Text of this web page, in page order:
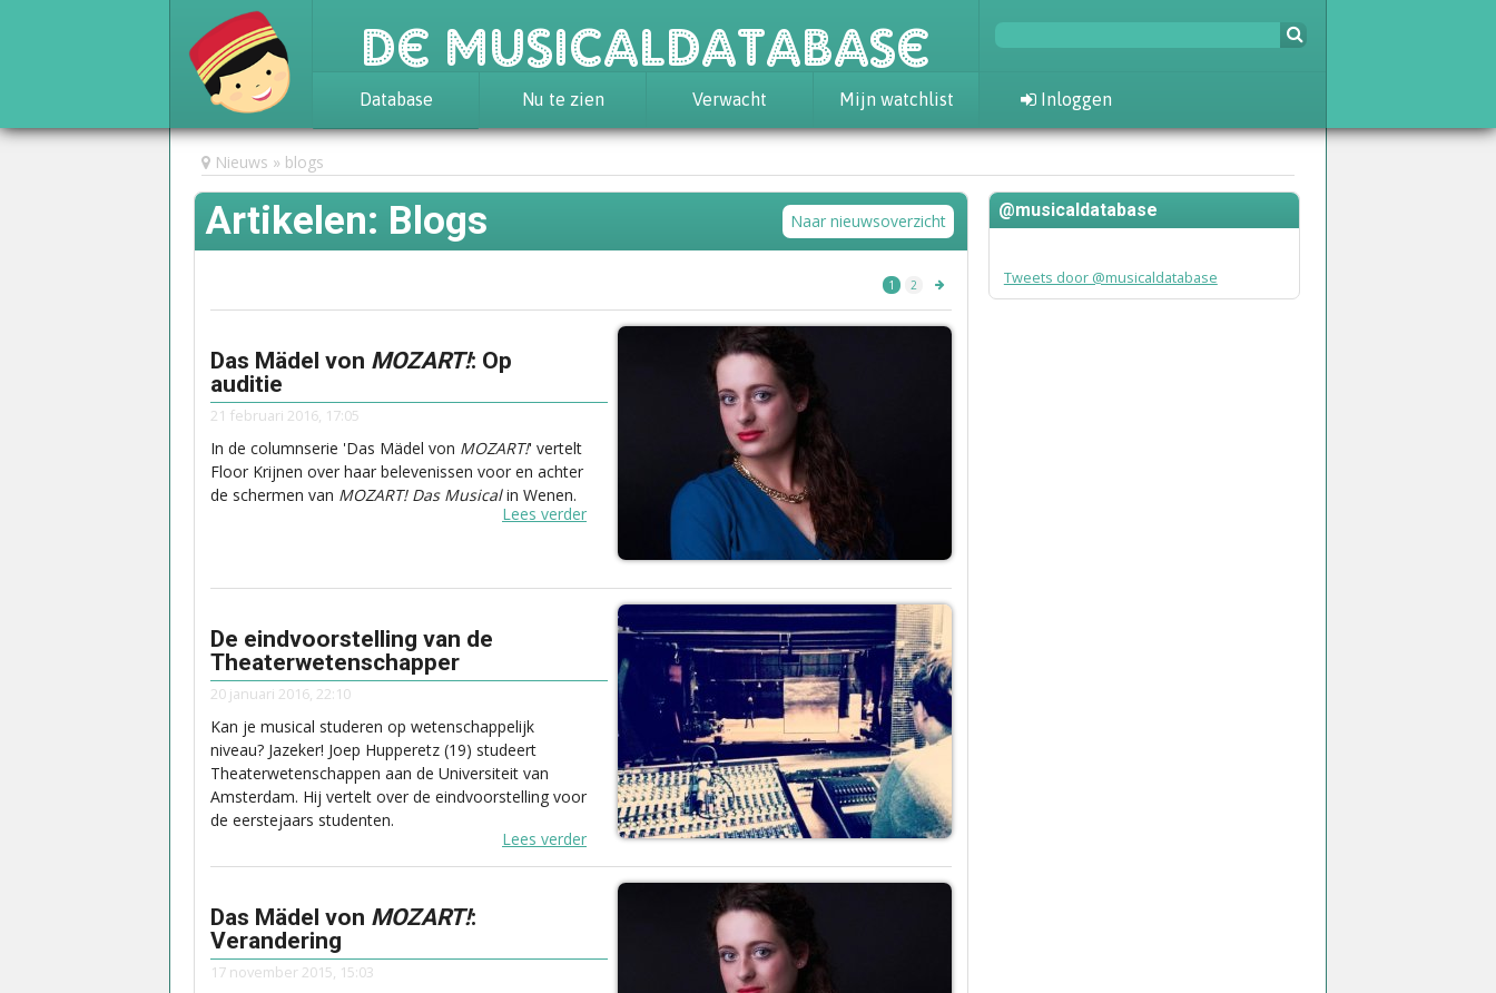
De Musicaldatabase
Database
Achtergrond
Awards
Statistieken
Nu te zien Verwacht Mijn watchlist Inloggen
Nieuws blogs
Artikelen: Blogs Naar nieuwsoverzicht
1 2
Das Mädel von MOZART!: Op
auditie
21 februari 2016, 17:05
In de columnserie 'Das Mädel von MOZART!' vertelt
Floor Krijnen over haar belevenissen voor en achter
de schermen van MOZART! Das Musicalin Wenen.
Lees verder
De eindvoorstelling van de
Theaterwetenschapper
20 januari 2016, 22:10
Kan je musical studeren op wetenschappelijk
niveau? Jazeker! Joep Hupperetz (19) studeert
Theaterwetenschappen aan de Universiteit van
Amsterdam. Hij vertelt over de eindvoorstelling voor
de eerstejaars studenten.
Lees verder
Das Mädel von MOZART!:
Verandering
17 november 2015, 15:03
@musicaldatabase
Tweets door @musicaldatabase